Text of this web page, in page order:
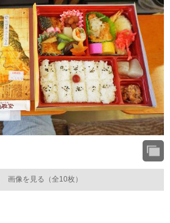
画像を見る（全10枚）